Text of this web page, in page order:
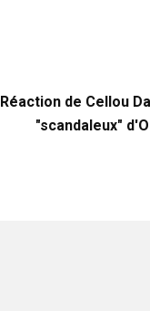
Réaction de Cellou
"scandaleux"